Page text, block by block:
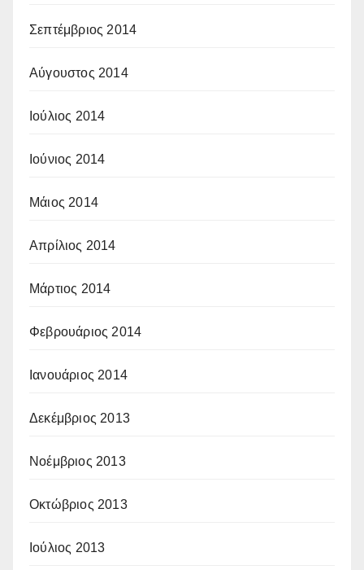
Σεπτέμβριος 2014
Αύγουστος 2014
Ιούλιος 2014
Ιούνιος 2014
Μάιος 2014
Απρίλιος 2014
Μάρτιος 2014
Φεβρουάριος 2014
Ιανουάριος 2014
Δεκέμβριος 2013
Νοέμβριος 2013
Οκτώβριος 2013
Ιούλιος 2013